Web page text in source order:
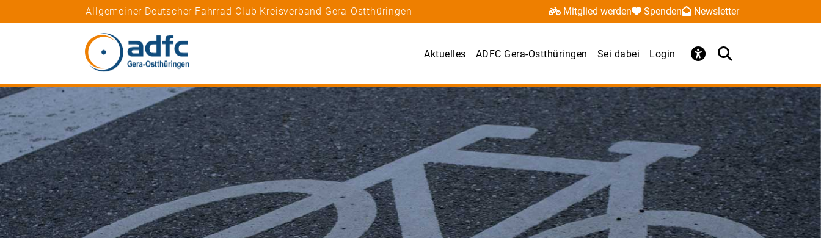
Allgemeiner Deutscher Fahrrad-Club Kreisverband Gera-Ostthüringen Mitglied werden Spenden Newsletter
Aktuelles ADFC Gera-Ostthüringen Sei dabei Login